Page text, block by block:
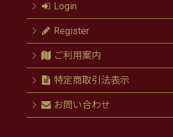
Login
Register
ご利用案内
特定商取引法表示
お問い合わせ